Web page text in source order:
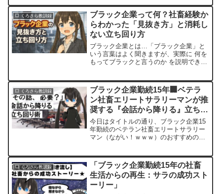
に戻って痛覚無くなるまで身体慣らさな
いとうまく働けなさそう、っ...
💥 くろさら教訓録
ブラック企業って何？社畜経験か
らわかった「見抜き方」と消耗し
ない立ち回り方
ブラック企業とは…「ブラック企業」と
いう言葉はよく聞きますが、実際に 何を
もってブラックと言うのか を説明できる
か・このまま続けて大丈夫なのかそんな
モヤモヤを抱えながら...
💥 くろさら教訓録
ブラック企業勤続15年🏢ベテラ
ン社畜エリートサラリーマンが推
奨する『会話から降りる』立ち回
り術📗
今日はタイトルの通り、ブラック企業15
年勤続のベテラン社畜エリートサラリー
マン（ながい！ｗｗｗ）のおすすめの立
基本概念は、Ｗｉｎ－Ｗｉｎ を考える
（七つの習慣📚スティーヴン・R・コビ
ー）この考え方を無意識下で体得してい
れば、ブラック企業での日常的な横暴で
理不尽な会話からスッ…っと、降りるこ
💥 くろさら教訓録
「ブラック企業勤続15年の社畜
生活からの再生：サラの成功スト
ーリー」